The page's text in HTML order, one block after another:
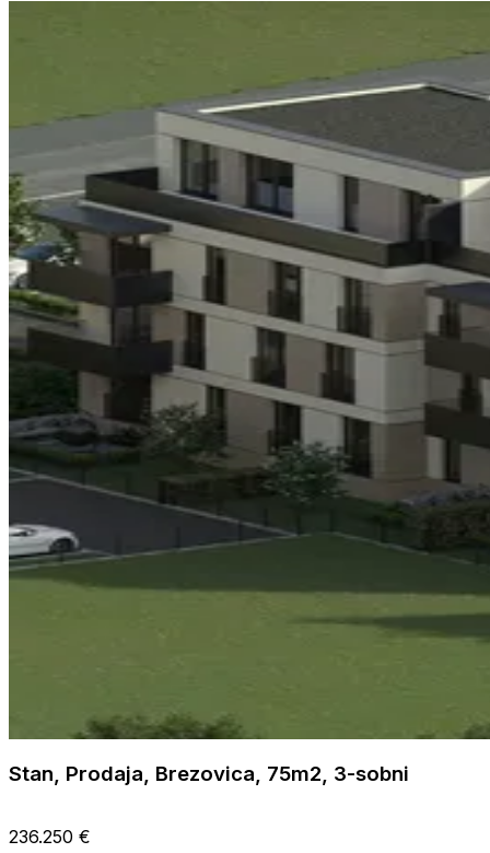
Stan, Prodaja, Brezovica, 75m2, 3-sobni
236.250 €